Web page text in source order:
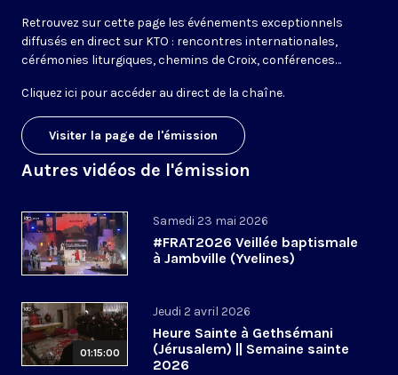
Retrouvez sur cette page les événements exceptionnels
diffusés en direct sur KTO : rencontres internationales,
cérémonies liturgiques, chemins de Croix, conférences…
Cliquez ici pour accéder au direct de la chaîne.
Visiter la page de l'émission
Autres vidéos de l'émission
Samedi 23 mai 2026
#FRAT2026 Veillée baptismale
à Jambville (Yvelines)
01:15:00
Jeudi 2 avril 2026
Heure Sainte à Gethsémani
(Jérusalem) || Semaine sainte
2026